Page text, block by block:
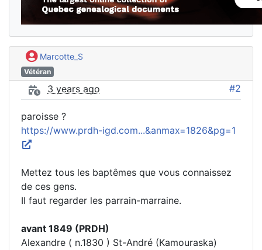
Marcotte_S
Vétéran
3 years ago #2
paroisse ?
https://www.prdh-igd.com...&anmax=1826&pg=1
Mettez tous les baptêmes que vous connaissez
de ces gens.
Il faut regarder les parrain-marraine.
avant 1849 (PRDH)
Alexandre ( n.1830 ) St-André (Kamouraska)